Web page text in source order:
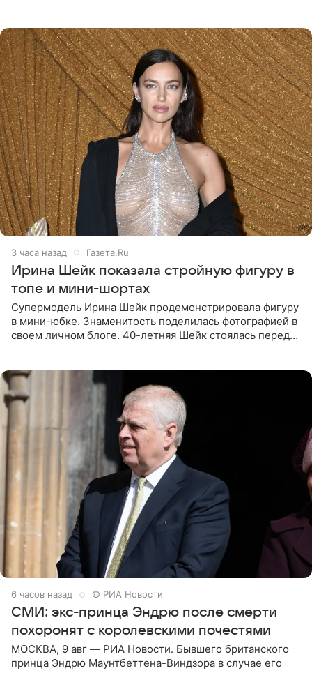
3 часа назад Газета.Ru
Ирина Шейк показала стройную фигуру в
топе и мини-шортах
Супермодель Ирина Шейк продемонстрировала фигуру
в мини-юбке. Знаменитость поделилась фотографией в
своем личном блоге. 40-летняя Шейк стоялась перед
6 часов назад © РИА Новости
СМИ: экс-принца Эндрю после смерти
похоронят с королевскими почестями
МОСКВА, 9 авг — РИА Новости. Бывшего британского
принца Эндрю Маунтбеттена-Виндзора в случае его